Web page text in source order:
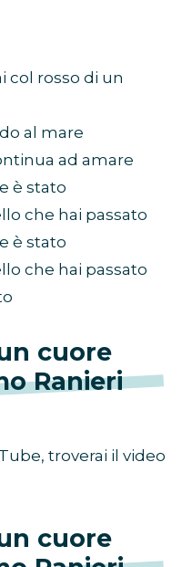
col rosso di un
al mare
ad amare
è stato
che hai passato
è stato
che hai passato
cuore
Ranieri
troverai il video
cuore